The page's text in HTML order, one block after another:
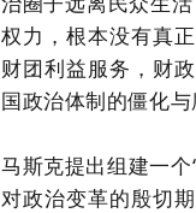
权力，根本没有真
财团利益服务，财
国政治体制的僵化与
马斯克提出组建一
对政治变革的殷切